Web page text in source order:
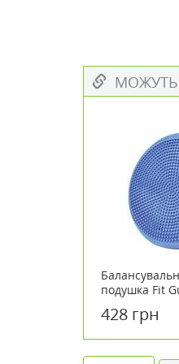
МОЖУТЬ
подушка Fit
428 грн